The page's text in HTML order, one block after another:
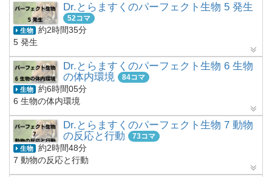
Dr.とらますくのパーフェクト生物 5 発生
52コマ
生物
約2時間35分
5 発生
Dr.とらますくのパーフェクト生物 6 生物
の体内環境
84コマ
生物
約6時間05分
6 生物の体内環境
Dr.とらますくのパーフェクト生物 7 動物
の反応と行動
73コマ
生物
約2時間48分
7 動物の反応と行動